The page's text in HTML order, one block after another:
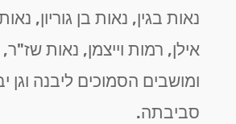
נאות בגין, נאות בן גוריון,
אילן, רמות וייצמן, נאות שז"ר,
ומושבים הסמוכים ליבנה וגן
סביבתה.